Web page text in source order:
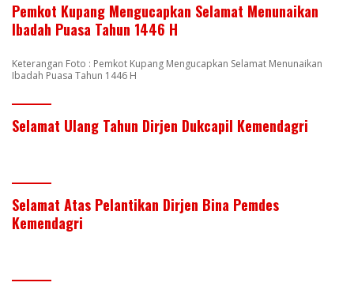
Pemkot Kupang Mengucapkan Selamat Menunaikan
Ibadah Puasa Tahun 1446 H
Keterangan Foto : Pemkot Kupang Mengucapkan Selamat Menunaikan
Ibadah Puasa Tahun 1446 H
Selamat Ulang Tahun Dirjen Dukcapil Kemendagri
Selamat Atas Pelantikan Dirjen Bina Pemdes
Kemendagri